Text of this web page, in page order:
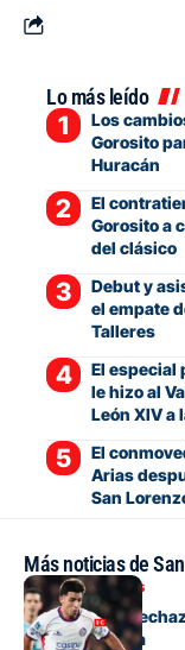
Lo más leído
Los
Gorosito
Huracán
El
Gorosito a
del clásico
Debut y
el empate
Talleres
El especial
le hizo al
León XIV a
El
Arias
San
Más noticias de
Mercado de pases
La oferta que
club de España